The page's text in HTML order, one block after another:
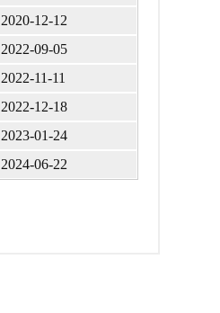
2020-12-12
2022-09-05
2022-11-11
2022-12-18
2023-01-24
2024-06-22